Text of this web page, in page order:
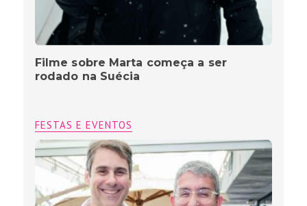
Filme sobre Marta começa a ser
rodado na Suécia
FESTAS E EVENTOS